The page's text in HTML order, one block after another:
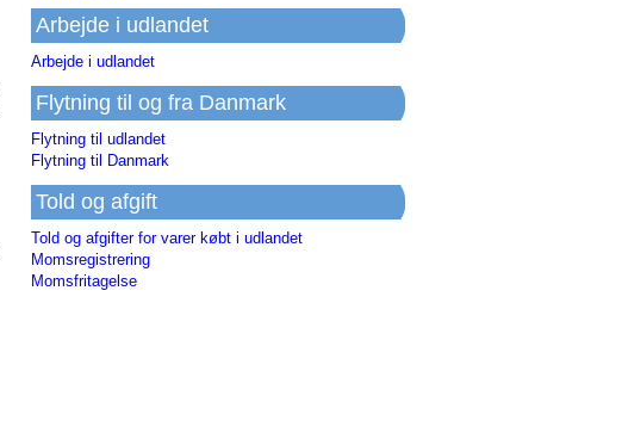
Arbejde i udlandet
Arbejde i udlandet
Flytning til og fra Danmark
Flytning til udlandet
Flytning til Danmark
Told og afgift
Told og afgifter for varer købt i udlandet
Momsregistrering
Momsfritagelse